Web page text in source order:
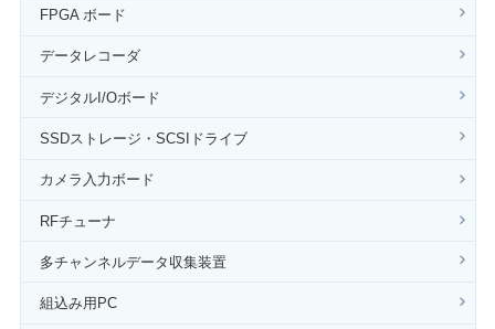
FPGA ボード
データレコーダ
デジタルI/Oボード
SSDストレージ・SCSIドライブ
カメラ入力ボード
RFチューナ
多チャンネルデータ収集装置
組込み用PC